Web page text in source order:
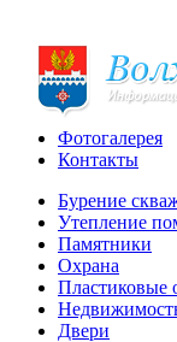
Фотогалерея
Контакты
Бурение
Утепление
Памятники
Охрана
Пластиковые
Двери